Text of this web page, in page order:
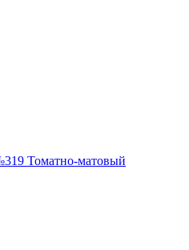
Томатно-матовый